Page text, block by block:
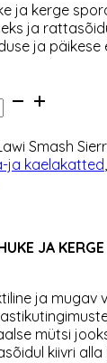
ja kerge
ja
ja päikese
Smash
ja kaelakatted,
JA
ja mugav
mütsi
kiivri alla